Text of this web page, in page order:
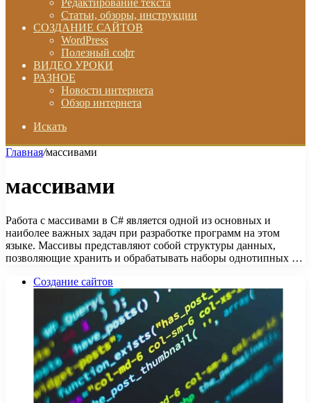
Редактирование текста
Статьи, обзоры, инструкции
СОЗДАНИЕ САЙТОВ
WordPress
Полезный софт
ВИДЕО УРОКИ
РАЗНОЕ
Новости интернета
Обзор интернета
Искать
Главная/массивами
массивами
Работа с массивами в C# является одной из основных и
наиболее важных задач при разработке программ на этом
языке. Массивы представляют собой структуры данных,
позволяющие хранить и обрабатывать наборы однотипных …
Создание сайтов